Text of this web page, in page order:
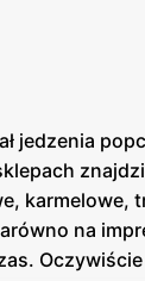
jedzenia
na